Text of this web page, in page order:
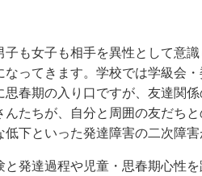
も女子も相手を異性として意
ってきます。学校では学級会
春期の入り口ですが、友達関
たちが、自分と周囲の友だち
下といった発達障害の二次障害
発達過程や児童・思春期心性